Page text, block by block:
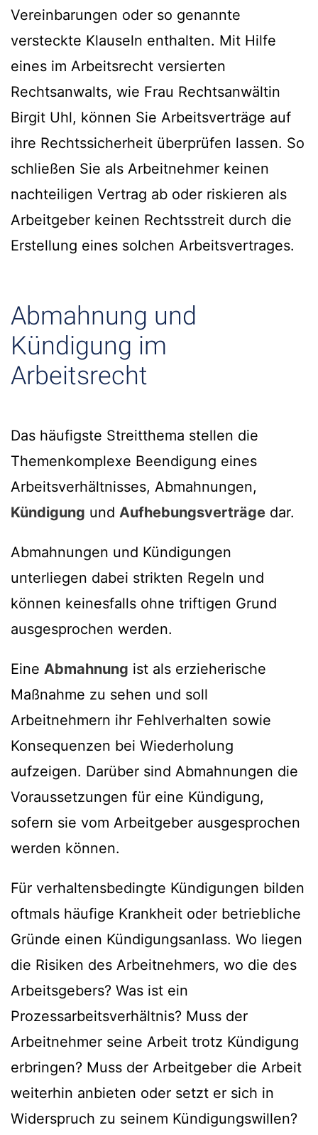
Vereinbarungen oder so genannte
versteckte Klauseln enthalten. Mit Hilfe
eines im Arbeitsrecht versierten
Rechtsanwalts, wie Frau Rechtsanwältin
Birgit Uhl, können Sie Arbeitsverträge auf
ihre Rechtssicherheit überprüfen lassen. So
schließen Sie als Arbeitnehmer keinen
nachteiligen Vertrag ab oder riskieren als
Arbeitgeber keinen Rechtsstreit durch die
Erstellung eines solchen Arbeitsvertrages.
Abmahnung und
Kündigung im
Arbeitsrecht
Das häufigste Streitthema stellen die
Themenkomplexe Beendigung eines
Arbeitsverhältnisses, Abmahnungen,
Kündigung und Aufhebungsverträge dar.
Abmahnungen und Kündigungen
unterliegen dabei strikten Regeln und
können keinesfalls ohne triftigen Grund
ausgesprochen werden.
Eine Abmahnung ist als erzieherische
Maßnahme zu sehen und soll
Arbeitnehmern ihr Fehlverhalten sowie
Konsequenzen bei Wiederholung
aufzeigen. Darüber sind Abmahnungen die
Voraussetzungen für eine Kündigung,
sofern sie vom Arbeitgeber ausgesprochen
werden können.
Für verhaltensbedingte Kündigungen bilden
oftmals häufige Krankheit oder betriebliche
Gründe einen Kündigungsanlass. Wo liegen
die Risiken des Arbeitnehmers, wo die des
Arbeitsgebers? Was ist ein
Prozessarbeitsverhältnis? Muss der
Arbeitnehmer seine Arbeit trotz Kündigung
erbringen? Muss der Arbeitgeber die Arbeit
weiterhin anbieten oder setzt er sich in
Widerspruch zu seinem Kündigungswillen?